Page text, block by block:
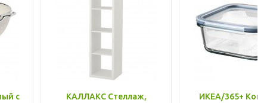
с
КАЛЛАКС Стеллаж,
ИКЕА/365+